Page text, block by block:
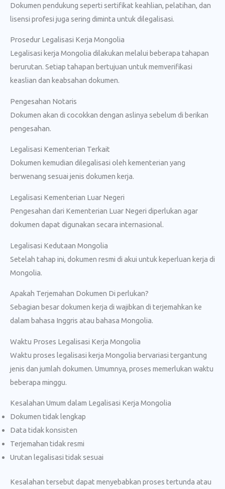
Dokumen pendukung seperti sertifikat keahlian, pelatihan, dan
lisensi profesi juga sering diminta untuk dilegalisasi.
Prosedur Legalisasi Kerja Mongolia
Legalisasi kerja Mongolia dilakukan melalui beberapa tahapan
berurutan. Setiap tahapan bertujuan untuk memverifikasi
keaslian dan keabsahan dokumen.
Pengesahan Notaris
Dokumen akan di cocokkan dengan aslinya sebelum di berikan
pengesahan.
Legalisasi Kementerian Terkait
Dokumen kemudian dilegalisasi oleh kementerian yang
berwenang sesuai jenis dokumen kerja.
Legalisasi Kementerian Luar Negeri
Pengesahan dari Kementerian Luar Negeri diperlukan agar
dokumen dapat digunakan secara internasional.
Legalisasi Kedutaan Mongolia
Setelah tahap ini, dokumen resmi di akui untuk keperluan kerja di
Mongolia.
Apakah Terjemahan Dokumen Di perlukan?
Sebagian besar dokumen kerja di wajibkan di terjemahkan ke
dalam bahasa Inggris atau bahasa Mongolia.
Waktu Proses Legalisasi Kerja Mongolia
Waktu proses legalisasi kerja Mongolia bervariasi tergantung
jenis dan jumlah dokumen. Umumnya, proses memerlukan waktu
beberapa minggu.
Kesalahan Umum dalam Legalisasi Kerja Mongolia
Dokumen tidak lengkap
Data tidak konsisten
Terjemahan tidak resmi
Urutan legalisasi tidak sesuai
Kesalahan tersebut dapat menyebabkan proses tertunda atau